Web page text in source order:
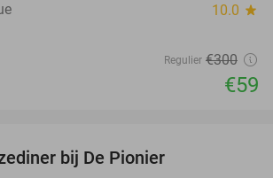
10.0 star
Regulier €300
€59
bij De Pionier